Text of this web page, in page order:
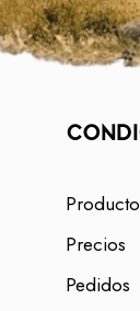
Precios
Pedidos